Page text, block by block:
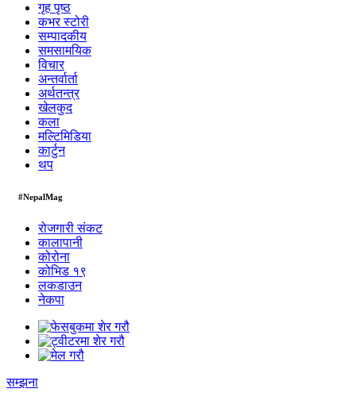
गृह पृष्ठ
कभर स्टोरी
सम्पादकीय
समसामयिक
विचार
अन्तर्वार्ता
अर्थतन्त्र
खेलकुद
कला
मल्टिमिडिया
कार्टुन
थप
#NepalMag
रोजगारी संकट
कालापानी
कोरोना
कोभिड १९
लकडाउन
नेकपा
सम्झना